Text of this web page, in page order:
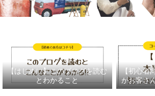
【はじめに】このブログを読む
とわかること
【初心者
がお客さ